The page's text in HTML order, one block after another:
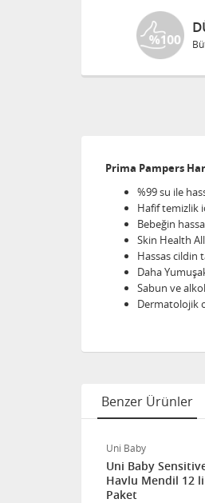
Prima Pampers
%99 su ile
Hafif temizlik
Bebeğin
Skin Health
Hassas cildin
Daha
Sabun ve
Dermatolojik
Benzer Ürünler
Uni Baby
Uni Baby
Havlu Mendil 12
Paket